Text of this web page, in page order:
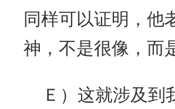
同样可以证明，他
神，不是很像，而
Ｅ）这就涉及